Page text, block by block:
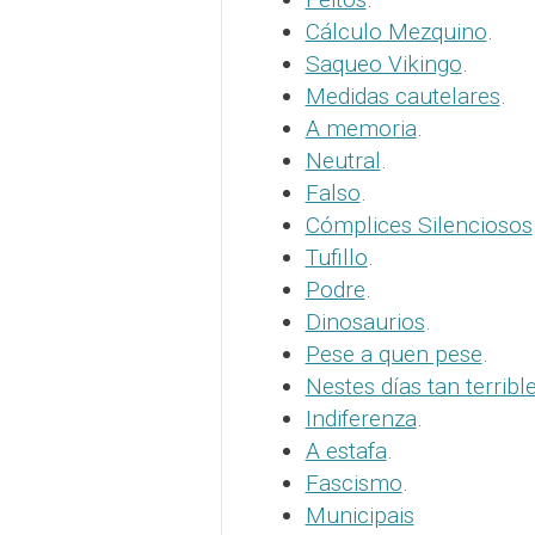
Cálculo Mezquino.
Saqueo Vikingo.
Medidas cautelares.
A memoria.
Neutral.
Falso.
Cómplices Silenciosos
Tufillo.
Podre.
Dinosaurios.
Pese a quen pese.
Nestes días tan
Indiferenza.
A estafa.
Fascismo.
Municipais